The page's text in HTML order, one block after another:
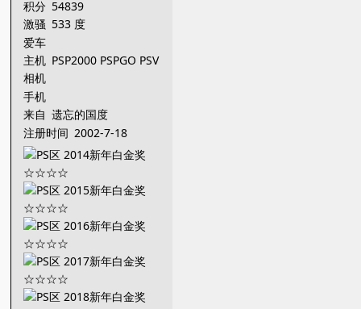
积分 54839
激骚 533 度
爱车
主机 PSP2000 PSPGO PSV
相机
手机
来自 遗忘的国度
注册时间 2002-7-18